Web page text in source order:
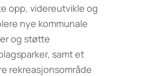
opp, videreutvikle og
nye kommunale
og støtte
samt et
rekreasjonsområde